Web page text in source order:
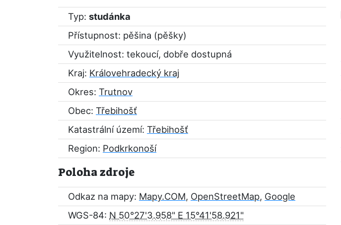
Typ: studánka
Přístupnost: pěšina (pěšky)
Využitelnost: tekoucí, dobře dostupná
Kraj: Královehradecký kraj
Okres: Trutnov
Obec: Třebihošť
Katastrální území: Třebihošť
Region: Podkrkonoší
Poloha zdroje
Odkaz na mapy: Mapy.COM, OpenStreetMap, Google
WGS-84: N 50°27'3.958" E 15°41'58.921"